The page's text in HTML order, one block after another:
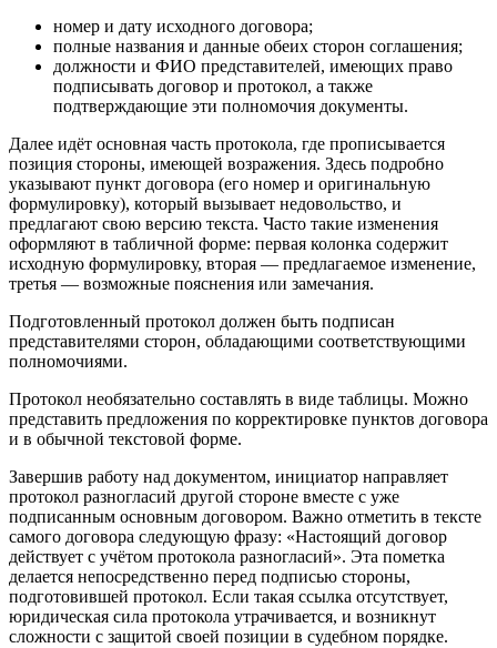
номер и дату исходного договора;
полные названия и данные обеих сторон соглашения;
должности и ФИО представителей, имеющих право
подписывать договор и протокол, а также
подтверждающие эти полномочия документы.
Далее идёт основная часть протокола, где прописывается
позиция стороны, имеющей возражения. Здесь подробно
указывают пункт договора (его номер и оригинальную
формулировку), который вызывает недовольство, и
предлагают свою версию текста. Часто такие изменения
оформляют в табличной форме: первая колонка содержит
исходную формулировку, вторая — предлагаемое изменение,
третья — возможные пояснения или замечания.
Подготовленный протокол должен быть подписан
представителями сторон, обладающими соответствующими
полномочиями.
Протокол необязательно составлять в виде таблицы. Можно
представить предложения по корректировке пунктов договора
и в обычной текстовой форме.
Завершив работу над документом, инициатор направляет
протокол разногласий другой стороне вместе с уже
подписанным основным договором. Важно отметить в тексте
самого договора следующую фразу: «Настоящий договор
действует с учётом протокола разногласий». Эта пометка
делается непосредственно перед подписью стороны,
подготовившей протокол. Если такая ссылка отсутствует,
юридическая сила протокола утрачивается, и возникнут
сложности с защитой своей позиции в судебном порядке.